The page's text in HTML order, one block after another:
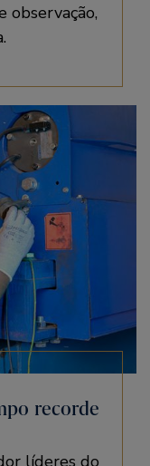
observação,
recorde
líderes do